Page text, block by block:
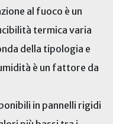
al fuoco è un
termica varia
della tipologia e
è un fattore da
in pannelli rigidi